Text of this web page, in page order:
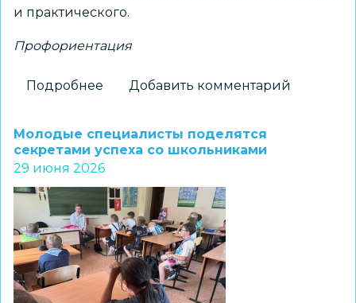
и практического.
Профориентация
Подробнее
профориентационная
полевая
археологическая
школа
«Венгеровский
пласт:
Перекрёстки
эпох»
Добавить комментарий
Молодые специалисты поделятся
секретами успеха со школьниками
29 июня 2026